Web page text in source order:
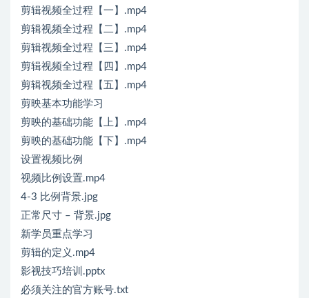
剪辑视频全过程【一】.mp4
剪辑视频全过程【二】.mp4
剪辑视频全过程【三】.mp4
剪辑视频全过程【四】.mp4
剪辑视频全过程【五】.mp4
剪映基本功能学习
剪映的基础功能【上】.mp4
剪映的基础功能【下】.mp4
设置视频比例
视频比例设置.mp4
4-3 比例背景.jpg
正常尺寸 – 背景.jpg
新学员重点学习
剪辑的定义.mp4
影视技巧培训.pptx
必须关注的官方账号.txt